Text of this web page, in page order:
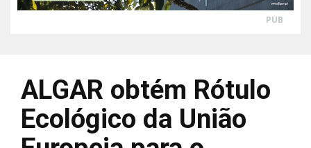
PUB
ALGAR obtém Rótulo
Ecológico da União